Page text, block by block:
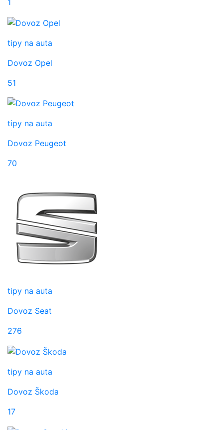
1
tipy na auta
Dovoz Opel
51
tipy na auta
Dovoz Peugeot
70
tipy na auta
Dovoz Seat
276
tipy na auta
Dovoz Škoda
17